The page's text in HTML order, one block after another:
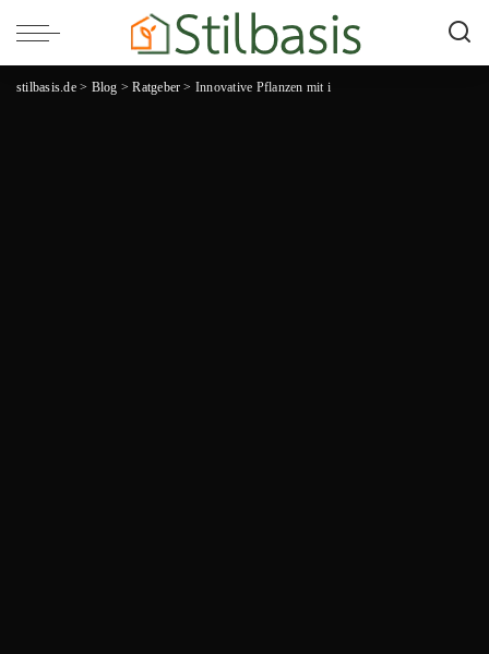
stilbasis.de> Blog >Ratgeber > Innovative Pflanzen mit i